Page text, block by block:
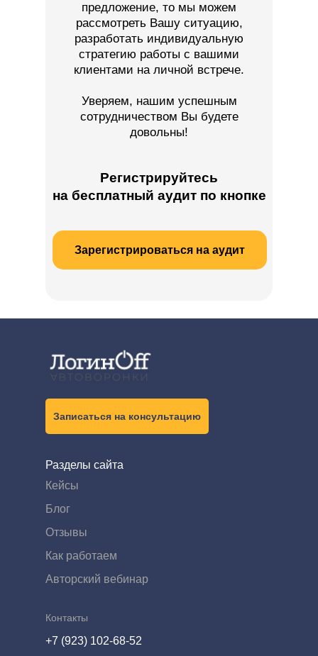
предложение, то мы можем
рассмотреть Вашу ситуацию,
разработать индивидуальную
стратегию работы с вашими
клиентами на личной встрече.
Уверяем, нашим успешным
сотрудничеством Вы будете
довольны!
Регистрируйтесь
на бесплатный аудит по кнопке
Зарегистрироваться на аудит
Записаться на консультацию
Разделы сайта
+7 (923) 102-68-52
Контакты
Как работаем
Авторский вебинар
Отзывы
Блог
Кейсы